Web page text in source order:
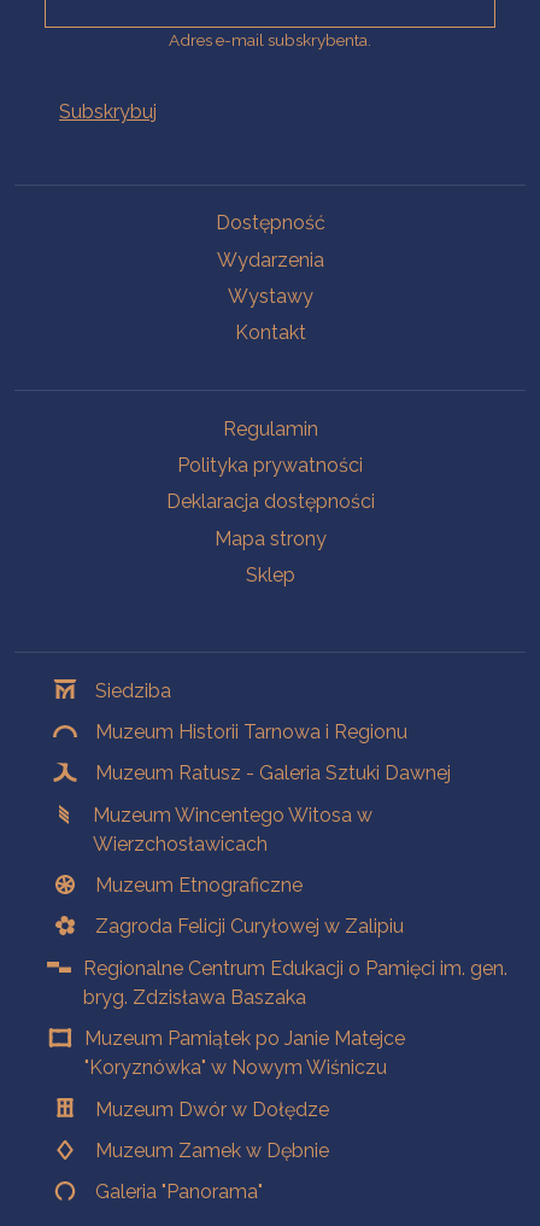
Adres e-mail subskrybenta.
Dostępność
Wydarzenia
Wystawy
Kontakt
Regulamin
Polityka prywatności
Deklaracja dostępności
Mapa strony
Sklep
Siedziba
Muzeum Historii Tarnowa i Regionu
Muzeum Ratusz - Galeria Sztuki Dawnej
Muzeum Wincentego Witosa w
Wierzchosławicach
Muzeum Etnograficzne
Zagroda Felicji Curyłowej w Zalipiu
Regionalne Centrum Edukacji o Pamięci im. gen.
bryg. Zdzisława Baszaka
Muzeum Pamiątek po Janie Matejce
"Koryznówka" w Nowym Wiśniczu
Muzeum Dwór w Dołędze
Muzeum Zamek w Dębnie
Galeria "Panorama"